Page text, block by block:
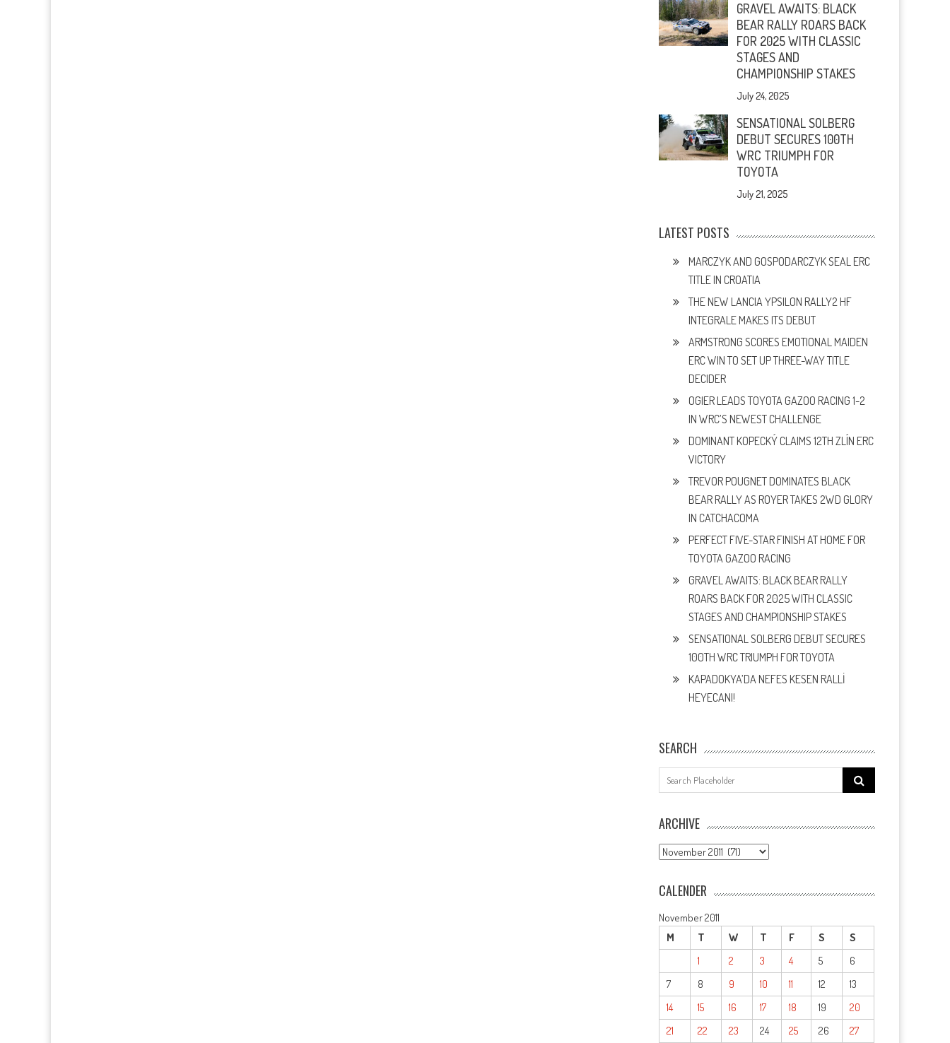
GRAVEL AWAITS: BLACK
BEAR RALLY ROARS BACK
FOR 2025 WITH CLASSIC
STAGES AND
CHAMPIONSHIP STAKES
July 24, 2025
SENSATIONAL SOLBERG
DEBUT SECURES 100TH
WRC TRIUMPH FOR
TOYOTA
July 21, 2025
LATEST POSTS
MARCZYK AND GOSPODARCZYK SEAL ERC
TITLE IN CROATIA
THE NEW LANCIA YPSILON RALLY2 HF
INTEGRALE MAKES ITS DEBUT
ARMSTRONG SCORES EMOTIONAL MAIDEN
ERC WIN TO SET UP THREE-WAY TITLE
DECIDER
OGIER LEADS TOYOTA GAZOO RACING 1-2
IN WRC’S NEWEST CHALLENGE
DOMINANT KOPECKÝ CLAIMS 12TH ZLÍN ERC
VICTORY
TREVOR POUGNET DOMINATES BLACK
BEAR RALLY AS ROYER TAKES 2WD GLORY
IN CATCHACOMA
PERFECT FIVE-STAR FINISH AT HOME FOR
TOYOTA GAZOO RACING
GRAVEL AWAITS: BLACK BEAR RALLY
ROARS BACK FOR 2025 WITH CLASSIC
STAGES AND CHAMPIONSHIP STAKES
SENSATIONAL SOLBERG DEBUT SECURES
100TH WRC TRIUMPH FOR TOYOTA
KAPADOKYA’DA NEFES KESEN RALLİ
HEYECANI!
SEARCH
Search
for:
ARCHIVE
ARCHIVE
CALENDER
November 2011
M
T W T F S
S
1
2 3 4 5
6
7
8 9 10 11 12
13
14
15 16 17 18 19
20
21
22 23 24 25 26 27